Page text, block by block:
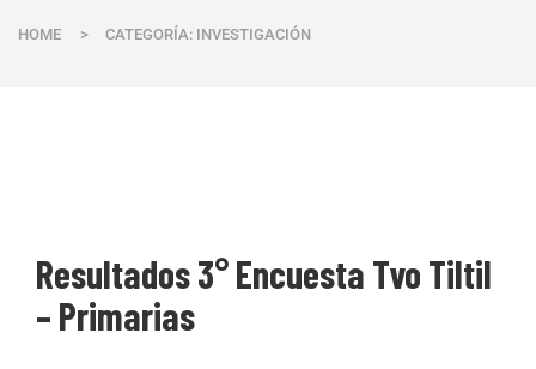
HOME > CATEGORÍA: INVESTIGACIÓN
Resultados 3° Encuesta Tvo Tiltil
– Primarias